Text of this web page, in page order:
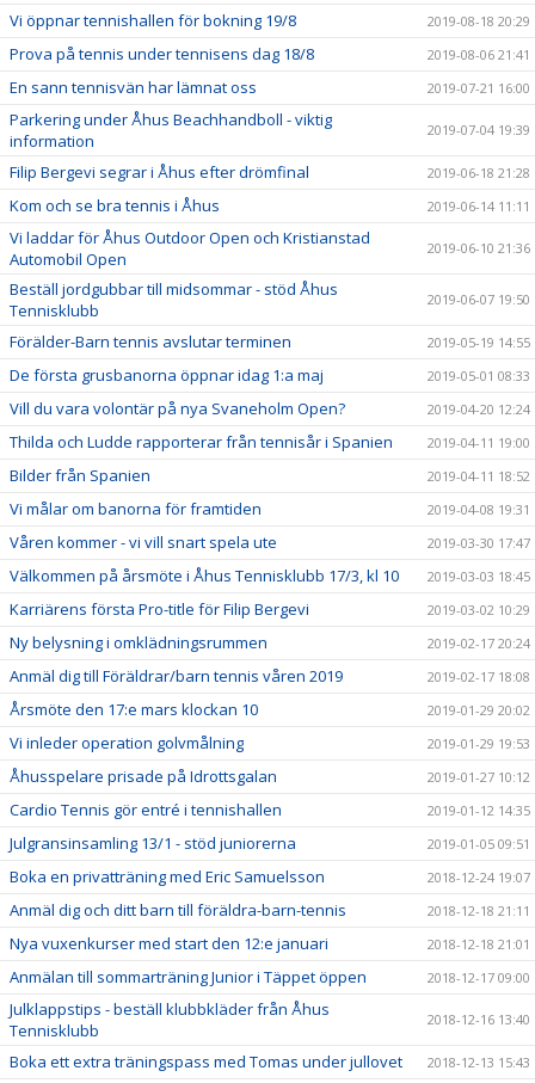
Vi öppnar tennishallen för bokning 19/8 2019-08-18 20:29
Prova på tennis under tennisens dag 18/8 2019-08-06 21:41
En sann tennisvän har lämnat oss 2019-07-21 16:00
Parkering under Åhus Beachhandboll - viktig
information
2019-07-04 19:39
Filip Bergevi segrar i Åhus efter drömfinal 2019-06-18 21:28
Kom och se bra tennis i Åhus 2019-06-14 11:11
Vi laddar för Åhus Outdoor Open och Kristianstad
Automobil Open
2019-06-10 21:36
Beställ jordgubbar till midsommar - stöd Åhus
Tennisklubb
2019-06-07 19:50
Förälder-Barn tennis avslutar terminen 2019-05-19 14:55
De första grusbanorna öppnar idag 1:a maj 2019-05-01 08:33
Vill du vara volontär på nya Svaneholm Open? 2019-04-20 12:24
Thilda och Ludde rapporterar från tennisår i Spanien 2019-04-11 19:00
Bilder från Spanien 2019-04-11 18:52
Vi målar om banorna för framtiden 2019-04-08 19:31
Våren kommer - vi vill snart spela ute 2019-03-30 17:47
Välkommen på årsmöte i Åhus Tennisklubb 17/3, kl 10 2019-03-03 18:45
Karriärens första Pro-title för Filip Bergevi 2019-03-02 10:29
Ny belysning i omklädningsrummen 2019-02-17 20:24
Anmäl dig till Föräldrar/barn tennis våren 2019 2019-02-17 18:08
Årsmöte den 17:e mars klockan 10 2019-01-29 20:02
Vi inleder operation golvmålning 2019-01-29 19:53
Åhusspelare prisade på Idrottsgalan 2019-01-27 10:12
Cardio Tennis gör entré i tennishallen 2019-01-12 14:35
Julgransinsamling 13/1 - stöd juniorerna 2019-01-05 09:51
Boka en privatträning med Eric Samuelsson 2018-12-24 19:07
Anmäl dig och ditt barn till föräldra-barn-tennis 2018-12-18 21:11
Nya vuxenkurser med start den 12:e januari 2018-12-18 21:01
Anmälan till sommarträning Junior i Täppet öppen 2018-12-17 09:00
Julklappstips - beställ klubbkläder från Åhus
Tennisklubb
2018-12-16 13:40
Boka ett extra träningspass med Tomas under jullovet 2018-12-13 15:43